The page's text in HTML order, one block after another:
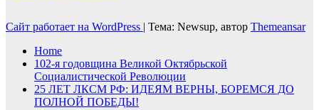
Сайт работает на WordPress | Тема: Newsup, автор Themeansar
Home
102-я годовщина Великой Октябрьской
Социалистической Революции
25 ЛЕТ ЛКСМ РФ: ИДЕЯМ ВЕРНЫ, БОРЕМСЯ ДО
ПОЛНОЙ ПОБЕДЫ!